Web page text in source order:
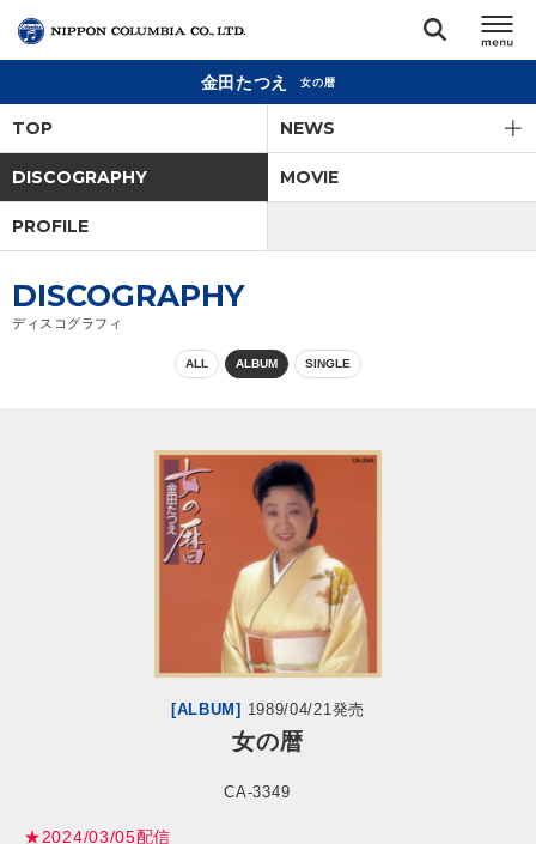
閉じる
アーティスト
ジャンル
閉じる
金田たつえ 女の暦
TOP NEWS
DISCOGRAPHY MOVIE
PROFILE
DISCOGRAPHY
ディスコグラフィ
ALL ALBUM SINGLE
[ALBUM] 1989/04/21発売
女の暦
CA-3349
★2024/03/05配信